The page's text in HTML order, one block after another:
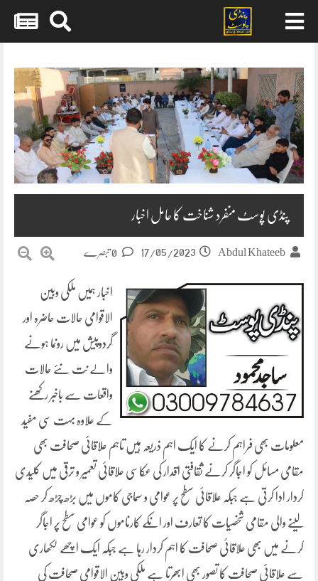
content
پنڈی پوسٹ منفرد شناخت کا حامل اخبار
Abdul Khateeb
17/05/2023
اخبار ہمیں ملکی وبین
الاقوامی حالات حاضرہ اور
گردوپیش میں رونما ہونے
والے نت نئے حالات
واقعات سے باخبر رکھنے
کے علاوہ بہت سی مفید
معلومات بھی فراہم کرنے کا ایک اہم ذریعہ ہیں تاہم علاقائی صحافت بھی
مقامی مسائل کو اجاگر کرنے ثقافتی اقدار کی عکاسی علاقائی تعمیر و ترقی میں کلیدی
کردار ادا کرتی ہے جبکہ علاقائی سطح پر عوامی و سماجی کاموں میں بڑھ چڑھ کر حصہ
لینے والی مقامی شخصیات کا تعارف اور انکے کارناموں کو عوامی سطح پر اجاگر
کرنے میں بھی علاقائی صحافت کا اہم کردار رہا ہے جبکہ ایک اچھے لکھاری
سے علاقائی صحافت کا تصور بھی ابھرتا ہے ملکی وبین الاقوامی صحافت کی